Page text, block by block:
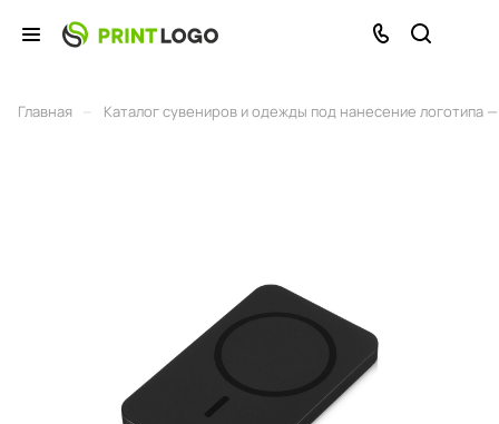
Главная Каталог сувениров и одежды под нанесение логотипа